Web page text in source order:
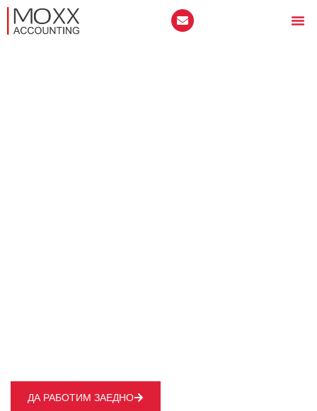
ДА РАБОТИМ ЗАЕДНО